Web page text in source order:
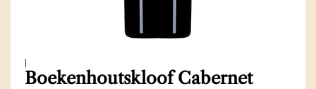
Boekenhoutskloof Cabernet